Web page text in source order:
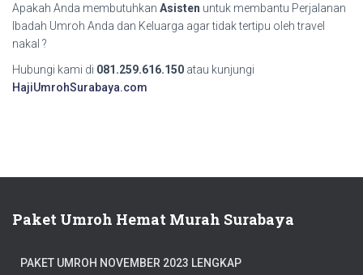
Apakah Anda membutuhkan Asisten untuk membantu Perjalanan
Ibadah Umroh Anda dan Keluarga agar tidak tertipu oleh travel
nakal ?
Hubungi kami di 081.259.616.150 atau kunjungi
HajiUmrohSurabaya.com
Paket Umroh Hemat Murah Surabaya
PAKET UMROH NOVEMBER 2023 LENGKAP